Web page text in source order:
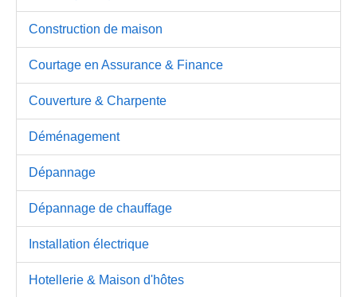
Construction de maison
Courtage en Assurance & Finance
Couverture & Charpente
Déménagement
Dépannage
Dépannage de chauffage
Installation électrique
Hotellerie & Maison d'hôtes